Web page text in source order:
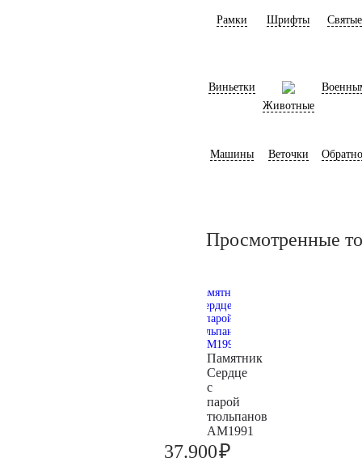
Рамки Шрифты Святые
Виньетки
Животные
Машины Веточки
Просмотренные
Памятник
Сердце
с
парой
тюльпанов
AM1991
37.900₽